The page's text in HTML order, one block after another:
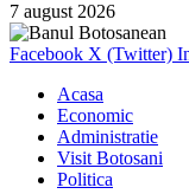
7 august 2026
Facebook X (Twitter)
Acasa
Economic
Administratie
Visit Botosani
Politica